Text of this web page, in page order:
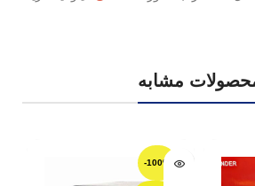
مشابه
-100%